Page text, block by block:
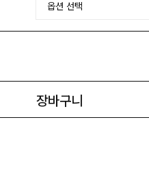
장바구니